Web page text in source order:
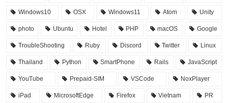
Windows10 OSX Windows11 Atom Unity
photo Ubuntu Hotel PHP macOS Google
TroubleShooting Ruby Discord Twitter Linux
Thailand Python SmartPhone Rails JavaScript
YouTube Prepaid-SIM VSCode NoxPlayer
iPad MicrosoftEdge Firefox Vietnam PR